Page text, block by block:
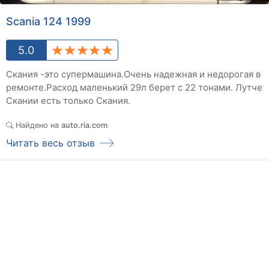
Scania 124 1999
5.0
Скания -это супермашина.Очень надежная и недорогая в
ремонте.Расход маленький 29л берет с 22 тонами. Лутче
Скании есть только Скания.
Найдено на auto.ria.com
Читать весь отзыв